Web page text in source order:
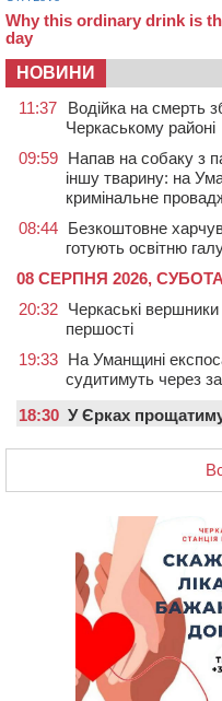
НОВИНИ
11:37
Водійка на смерть
Черкаському районі
09:59 Напав на собаку з
іншу тварину: на
кримінальне
08:44 Безкоштовне
готують освітню
08 СЕРПНЯ 2026, СУБОТА
20:32 Черкаські
першості
19:33 На Уманщині
судитимуть через
18:30 У Єрках
Апеляційний суд
тис. грн шкоди за
У Черкасах за ніч
комендантської
На Золотоніщині
перебігав дорогу
На Черкащині
під охорону 188-
У Смілі біля
загинула жінка